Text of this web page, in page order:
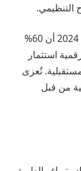
التنظيمي.
علاوة على ذلك، أظهر استطلاع أُجري في عام 2024 أن 60%
استثمار
تُعزى
من قبل